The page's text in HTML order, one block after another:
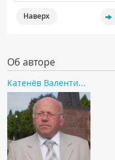
Наверх
Об авторе
Катенёв Валенти...